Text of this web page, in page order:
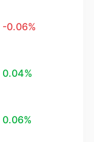
-0.06%
0.04%
0.06%